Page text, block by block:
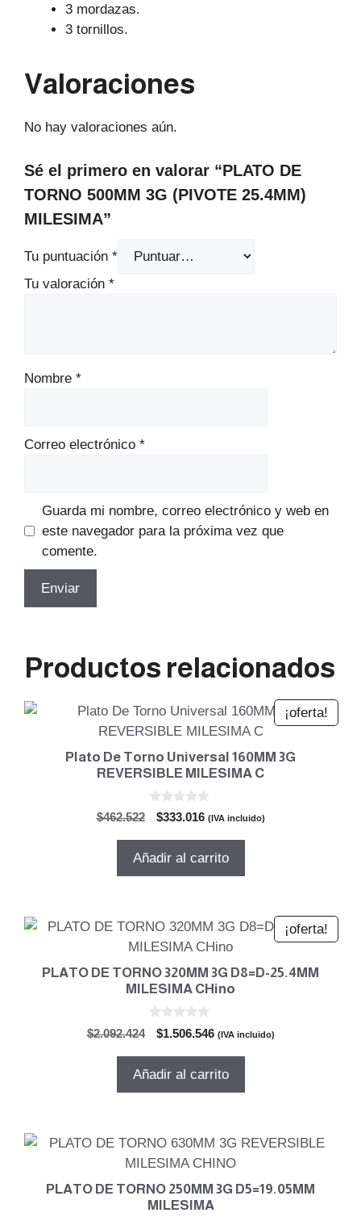
3 mordazas.
3 tornillos.
Valoraciones
No hay valoraciones aún.
Sé el primero en valorar “PLATO DE
TORNO 500MM 3G (PIVOTE 25.4MM)
MILESIMA”
Tu puntuación *
Tu valoración *
Nombre *
Correo electrónico *
Guarda mi nombre, correo electrónico y web en
este navegador para la próxima vez que
comente.
Productos relacionados
¡oferta!
Plato De Torno Universal 160MM 3G
REVERSIBLE MILESIMA C
$462.522
El
original
$333.016El
actual
(IVA incluido)
Añadir al carrito
¡oferta!
PLATO DE TORNO 320MM 3G D8=D-25.4MM
MILESIMA CHino
$2.092.424
El
original
$1.506.546El
actual
(IVA incluido)
Añadir al carrito
PLATO DE TORNO 250MM 3G D5=19.05MM
MILESIMA